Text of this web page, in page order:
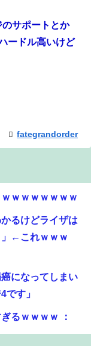
サポートとか
ードル高いけど
fategrandorder
ｗｗｗｗｗｗｗ
るけどライザは
」←これｗｗｗ
になってしまい
です」
るｗｗｗｗ ：